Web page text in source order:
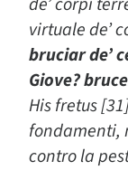
virtuale de’
bruciar de’
Giove?
His fretus
fondamenti,
contro la